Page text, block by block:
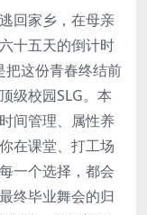
回家乡，在母亲
十五天的倒计时
这份青春终结前
级校园SLG。本
间管理、属性养
在课堂、打工场
一个选择，都会
终毕业舞会的归